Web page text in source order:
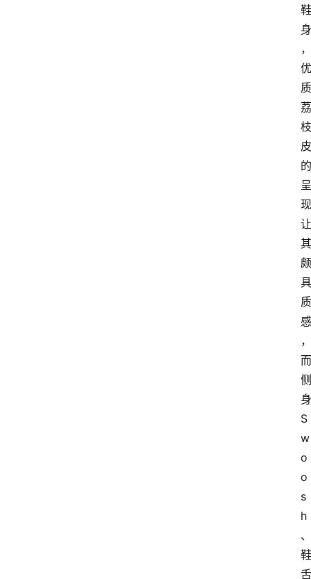
鞋
身
，
优
质
荔
枝
皮
的
呈
现
让
其
颇
具
质
感
，
而
侧
身
S
w
o
o
s
h
、
鞋
舌